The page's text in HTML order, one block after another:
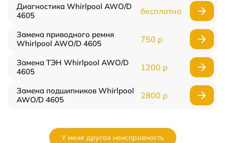
Диагностика Whirlpool AWO/D
4605
бесплатно
Замена приводного ремня
Whirlpool AWO/D 4605
750 р
Замена ТЭН Whirlpool AWO/D
4605
1200 р
Замена подшипников Whirlpool
AWO/D 4605
2800 р
У меня другая неисправность